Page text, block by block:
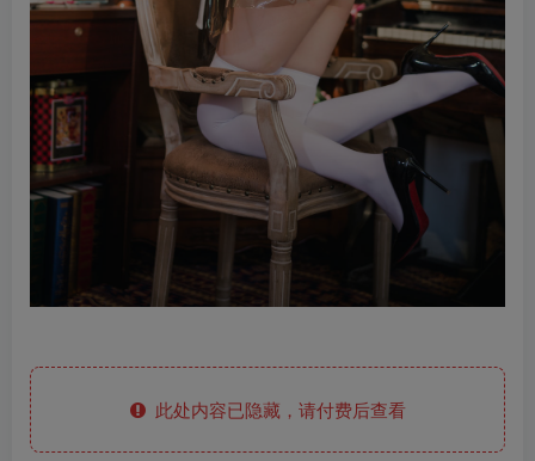
此处内容已隐藏，请付费后查看